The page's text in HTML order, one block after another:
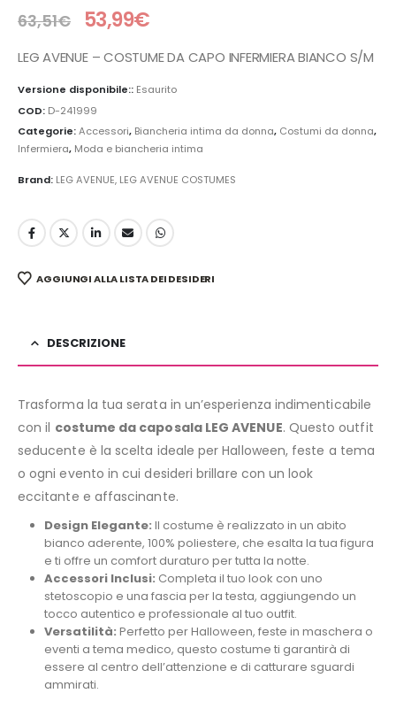
63,51€ 53,99€
LEG AVENUE – COSTUME DA CAPO INFERMIERA BIANCO S/M
Versione disponibile:: Esaurito
COD: D-241999
Categorie:Accessori, Biancheria intima da donna, Costumi da donna,
Infermiera, Moda e biancheria intima
Brand: LEG AVENUE, LEG AVENUE COSTUMES
AGGIUNGI ALLA LISTA DEI DESIDERI
DESCRIZIONE
Trasforma la tua serata in un’esperienza indimenticabile
con il costume da caposala LEG AVENUE. Questo outfit
seducente è la scelta ideale per Halloween, feste a tema
o ogni evento in cui desideri brillare con un look
eccitante e affascinante.
Design Elegante: Il costume è realizzato in un abito
bianco aderente, 100% poliestere, che esalta la tua figura
e ti offre un comfort duraturo per tutta la notte.
Accessori Inclusi: Completa il tuo look con uno
stetoscopio e una fascia per la testa, aggiungendo un
tocco autentico e professionale al tuo outfit.
Versatilità: Perfetto per Halloween, feste in maschera o
eventi a tema medico, questo costume ti garantirà di
essere al centro dell’attenzione e di catturare sguardi
ammirati.